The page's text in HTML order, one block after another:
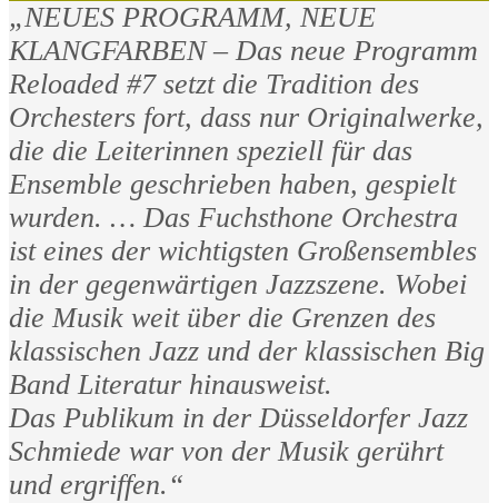
„NEUES PROGRAMM, NEUE
KLANGFARBEN – Das neue Programm
Reloaded #7 setzt die Tradition des
Orchesters fort, dass nur Originalwerke,
die die Leiterinnen speziell für das
Ensemble geschrieben haben, gespielt
wurden. … Das Fuchsthone Orchestra
ist eines der wichtigsten Großensembles
in der gegenwärtigen Jazzszene. Wobei
die Musik weit über die Grenzen des
klassischen Jazz und der klassischen Big
Band Literatur hinausweist.
Das Publikum in der Düsseldorfer Jazz
Schmiede war von der Musik gerührt
und ergriffen.“